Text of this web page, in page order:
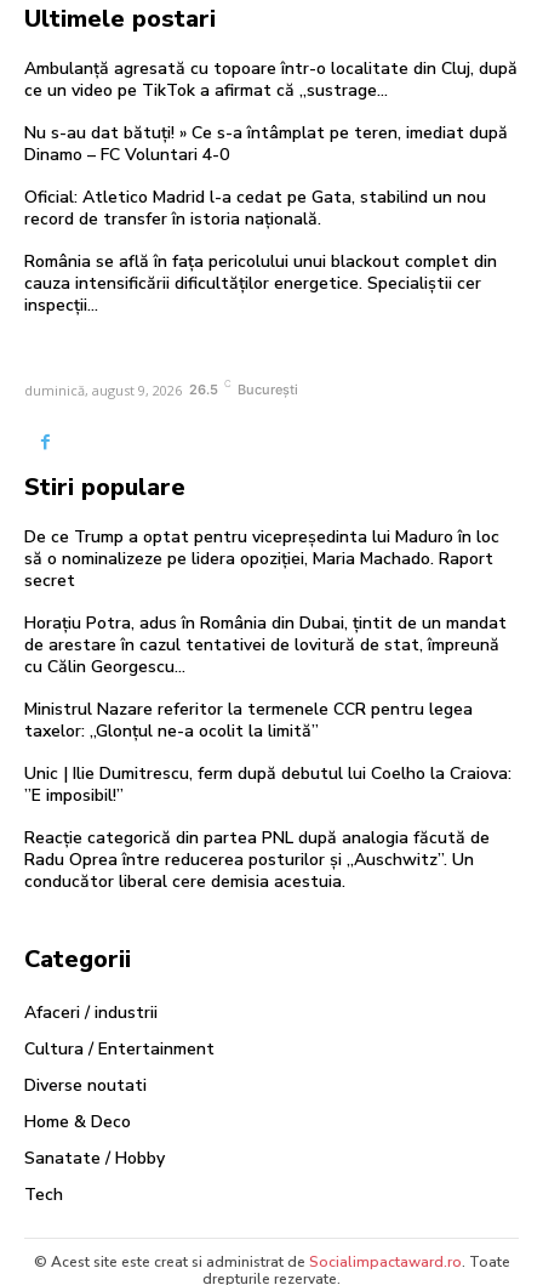
Ultimele postari
Ambulanță agresată cu topoare într-o localitate din Cluj, după
ce un video pe TikTok a afirmat că „sustrage…
Nu s-au dat bătuți! » Ce s-a întâmplat pe teren, imediat după
Dinamo – FC Voluntari 4-0
Oficial: Atletico Madrid l-a cedat pe Gata, stabilind un nou
record de transfer în istoria națională.
România se află în fața pericolului unui blackout complet din
cauza intensificării dificultăților energetice. Specialiștii cer
inspecții…
duminică, august 9, 2026 26.5 C București
Stiri populare
De ce Trump a optat pentru vicepreședinta lui Maduro în loc
să o nominalizeze pe lidera opoziției, Maria Machado. Raport
secret
Horațiu Potra, adus în România din Dubai, țintit de un mandat
de arestare în cazul tentativei de lovitură de stat, împreună
cu Călin Georgescu...
Ministrul Nazare referitor la termenele CCR pentru legea
taxelor: „Glonțul ne-a ocolit la limită”
Unic | Ilie Dumitrescu, ferm după debutul lui Coelho la Craiova:
”E imposibil!”
Reacție categorică din partea PNL după analogia făcută de
Radu Oprea între reducerea posturilor și „Auschwitz”. Un
conducător liberal cere demisia acestuia.
Categorii
Afaceri / industrii
Cultura / Entertainment
Diverse noutati
Home & Deco
Sanatate / Hobby
Tech
© Acest site este creat si administrat de Socialimpactaward.ro. Toate
drepturile rezervate.